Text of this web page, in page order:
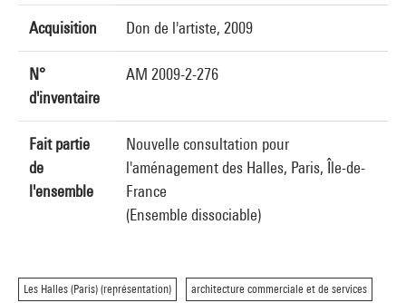
Acquisition Don de l'artiste, 2009
N°
d'inventaire
AM 2009-2-276
Fait partie
de
l'ensemble
Nouvelle consultation pour
l'aménagement des Halles, Paris, Île-de-
France
(Ensemble dissociable)
Les Halles (Paris) (représentation) architecture commerciale et de services